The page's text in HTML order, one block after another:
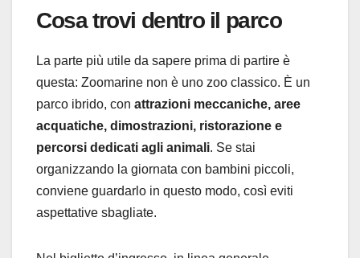
Cosa trovi dentro il parco
La parte più utile da sapere prima di partire è
questa: Zoomarine non è uno zoo classico. È un
parco ibrido, con attrazioni meccaniche, aree
acquatiche, dimostrazioni, ristorazione e
percorsi dedicati agli animali. Se stai
organizzando la giornata con bambini piccoli,
conviene guardarlo in questo modo, così eviti
aspettative sbagliate.